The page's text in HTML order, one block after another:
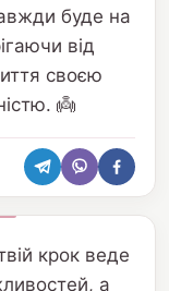
буде на
від
своєю
👼
крок веде
а